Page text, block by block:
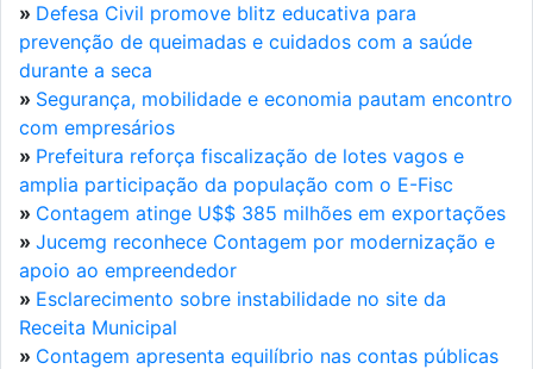
» Defesa Civil promove blitz educativa para
prevenção de queimadas e cuidados com a saúde
durante a seca
» Segurança, mobilidade e economia pautam encontro
com empresários
» Prefeitura reforça fiscalização de lotes vagos e
amplia participação da população com o E-Fisc
» Contagem atinge U$$ 385 milhões em exportações
» Jucemg reconhece Contagem por modernização e
apoio ao empreendedor
» Esclarecimento sobre instabilidade no site da
Receita Municipal
» Contagem apresenta equilíbrio nas contas públicas